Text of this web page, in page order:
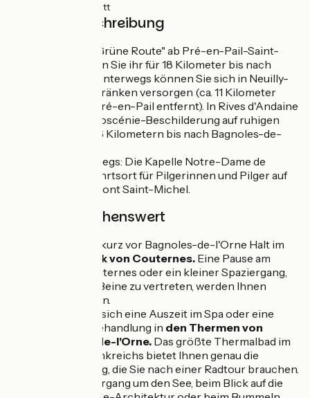
(100%) Glatt
Streckenbeschreibung
Nehmen Sie die "Grüne Route" ab Pré-en-Pail-Saint-
Samson und folgen Sie ihr für 18 Kilometer bis nach
Rives d'Andaine. Unterwegs können Sie sich in Neuilly-
le-Vendin mit Getränken versorgen (ca. 11 Kilometer
vom Startpunkt Pré-en-Pail entfernt). In Rives d'Andaine
folgen Sie der Véloscénie-Beschilderung auf ruhigen
Landstraßen auf 6 Kilometern bis nach Bagnoles-de-
Highlights unterwegs: Die Kapelle Notre-Dame de
Lignou, ein Wallfahrtsort für Pilgerinnen und Pilger auf
ihrem Weg zum Mont Saint-Michel.
Besonders sehenswert
Machen Sie kurz vor Bagnoles-de-l'Orne Halt im
Schlosspark von Couternes. Eine Pause am
Schloss Couternes oder ein kleiner Spaziergang,
um sich die Beine zu vertreten, werden Ihnen
sicher gut tun.
Gönnen Sie sich eine Auszeit im Spa oder eine
Wellness-Behandlung in den Thermen von
Bagnoles-de-l'Orne. Das größte Thermalbad im
Westen Frankreichs bietet Ihnen genau die
Entspannung, die Sie nach einer Radtour brauchen.
Beim Spaziergang um den See, beim Blick auf die